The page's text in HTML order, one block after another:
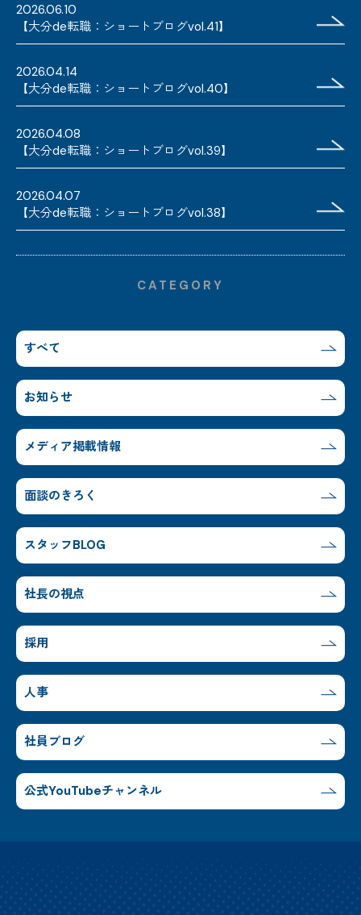
2026.06.10
【大分de転職：ショートブログvol.41】
2026.04.14
【大分de転職：ショートブログvol.40】
2026.04.08
【大分de転職：ショートブログvol.39】
2026.04.07
【大分de転職：ショートブログvol.38】
CATEGORY
すべて
お知らせ
メディア掲載情報
面談のきろく
スタッフBLOG
社長の視点
採用
人事
社員ブログ
公式YouTubeチャンネル